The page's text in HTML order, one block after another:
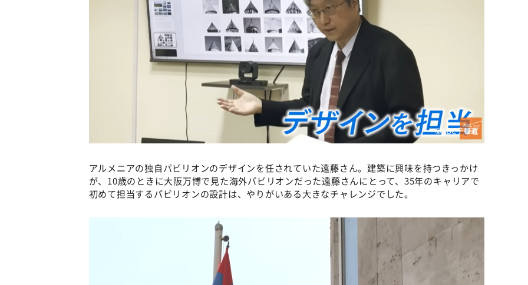
©️ABCテレビ
アルメニアの独自パビリオンのデザインを任されていた遠藤さん。建築に興味を持つきっかけ
が、10歳のときに大阪万博で見た海外パビリオンだった遠藤さんにとって、35年のキャリアで
初めて担当するパビリオンの設計は、やりがいある大きなチャレンジでした。